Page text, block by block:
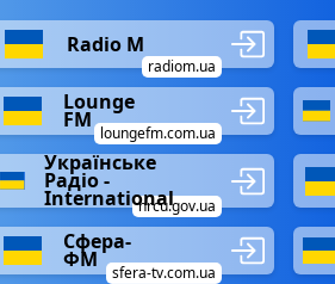
Radio М
radiom.ua
Lounge
FM
loungefm.com.ua
Українське
Радіо -
Internationalnrcu.gov.ua
Сфера-
ФМ
sfera-tv.com.ua